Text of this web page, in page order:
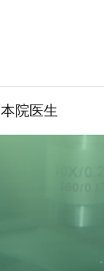
本院医生